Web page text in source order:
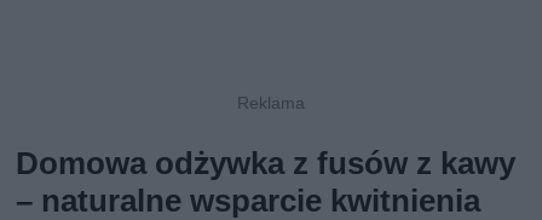
Domowa odżywka z fusów z kawy
– naturalne wsparcie kwitnienia